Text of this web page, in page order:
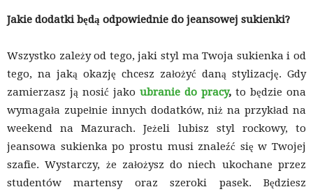
Jakie dodatki będą odpowiednie do jeansowej sukienki?
Wszystko zależy od tego, jaki styl ma Twoja sukienka i od
tego, na jaką okazję chcesz założyć daną stylizację. Gdy
zamierzasz ją nosić jako ubranie do pracy, to będzie ona
wymagała zupełnie innych dodatków, niż na przykład na
weekend na Mazurach. Jeżeli lubisz styl rockowy, to
jeansowa sukienka po prostu musi znaleźć się w Twojej
szafie. Wystarczy, że założysz do niech ukochane przez
studentów martensy oraz szeroki pasek. Będziesz